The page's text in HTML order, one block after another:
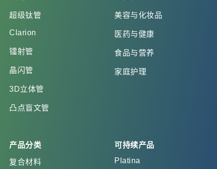
超级钛管
Clarion
镭射管
晶闪管
3D立体管
凸点盲文管
美容与化妆品
医药与健康
食品与营养
家庭护理
产品分类
复合材料
可持续产品
Platina